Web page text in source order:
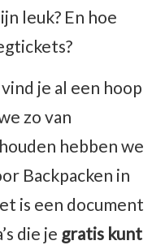
leuk? En hoe
je al een hoop
zo van
hebben we
Backpacken in
is een document
die je gratis kunt